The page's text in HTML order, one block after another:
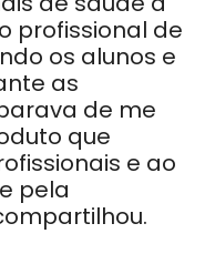
profissional de
os alunos e
as
de me
que
e ao
pela